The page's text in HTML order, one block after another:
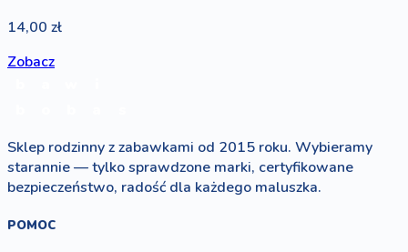
14,00 zł
Zobacz
Sklep rodzinny z zabawkami od 2015 roku. Wybieramy
starannie — tylko sprawdzone marki, certyfikowane
bezpieczeństwo, radość dla każdego maluszka.
POMOC